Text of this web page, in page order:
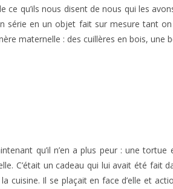
qu’ils nous disent de nous qui les
série en un objet fait sur mesure tant
maternelle : des cuillères en bois, une
qu’il n’en a plus peur : une
C’était un cadeau qui lui avait été fait
cuisine. Il se plaçait en face d’elle et